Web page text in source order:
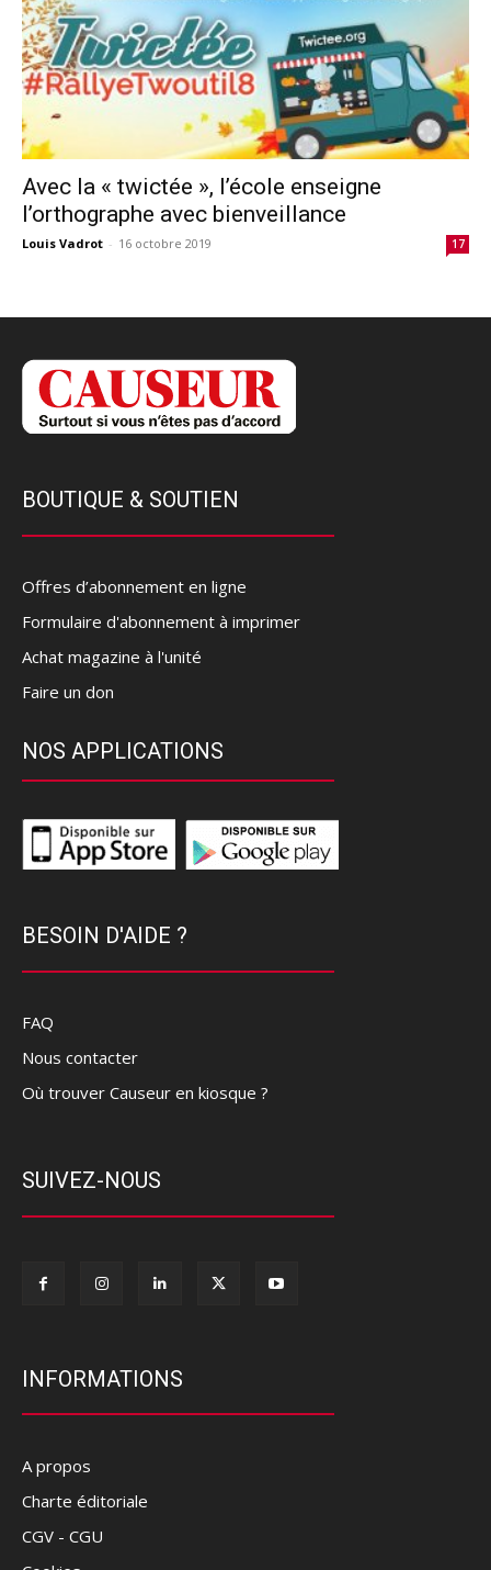
Avec la « twictée », l’école enseigne
l’orthographe avec bienveillance
Louis Vadrot - 16 octobre 2019 17
BOUTIQUE & SOUTIEN
Offres d’abonnement en ligne
Formulaire d'abonnement à imprimer
Achat magazine à l'unité
Faire un don
NOS APPLICATIONS
BESOIN D'AIDE ?
FAQ
Nous contacter
Où trouver Causeur en kiosque ?
SUIVEZ-NOUS
INFORMATIONS
A propos
Charte éditoriale
CGV - CGU